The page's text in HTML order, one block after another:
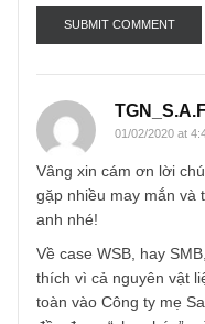
01/02/2020